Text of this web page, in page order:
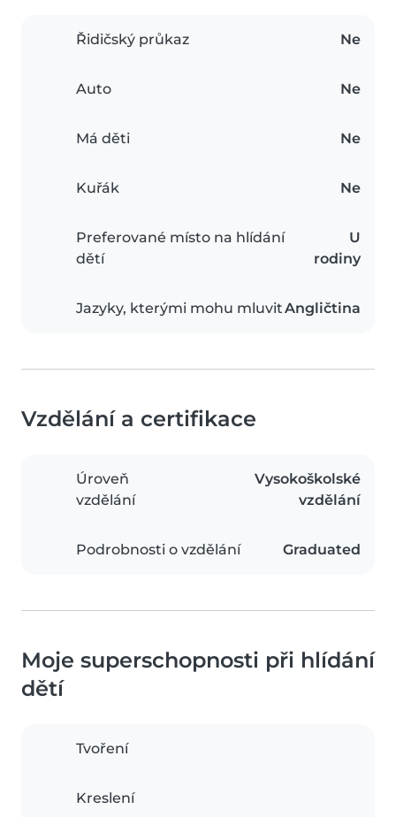
Řidičský průkaz Ne
Auto Ne
Má děti Ne
Kuřák Ne
Preferované místo na hlídání
dětí
U
rodiny
Jazyky, kterými mohu mluvitAngličtina
Vzdělání a certifikace
Úroveň
vzdělání
Vysokoškolské
vzdělání
Podrobnosti o vzdělání Graduated
Moje superschopnosti při hlídání
dětí
Tvoření
Kreslení